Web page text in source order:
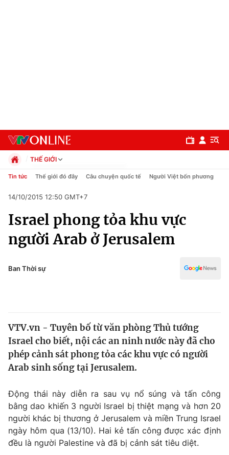
Chuyên mục
Chính trị
Thế giới
Tin tức
Thế giới đó đây
Câu chuyện quốc tế
Tài chính
Thị trường
Góc doanh nghiệp
Dữ liệu và đời sống
Truyền hình
THẾ GIỚI
Chính trị
Pháp luật
Kinh tế
Thể thao
Truyền hình
Y tế
Tin tức Thế giới đó đây Câu chuyện quốc tế Người Việt bốn phương
14/10/2015 12:50 GMT+7
Israel phong tỏa khu vực
người Arab ở Jerusalem
Ban Thời sự
VTV.vn - Tuyên bố từ văn phòng Thủ tướng
Israel cho biết, nội các an ninh nước này đã cho
phép cảnh sát phong tỏa các khu vực có người
Arab sinh sống tại Jerusalem.
Động thái này diễn ra sau vụ nổ súng và tấn công
bằng dao khiến 3 người Israel bị thiệt mạng và hơn 20
người khác bị thương ở Jerusalem và miền Trung Israel
ngày hôm qua (13/10). Hai kẻ tấn công được xác định
đều là người Palestine và đã bị cảnh sát tiêu diệt.